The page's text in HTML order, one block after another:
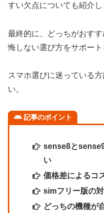
すい欠点についても紹介し
最終的に、どっちがおす
悔しない選び方をサポート
スマホ選びに迷っている
い。
記事のポイント
sense8と
い
価格差によるコ
simフリー版の
どっちの機種が